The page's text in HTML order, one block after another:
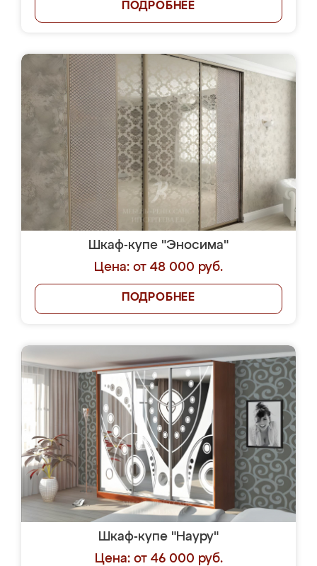
ПОДРОБНЕЕ
Шкаф-купе "Эносима"
Цена: от 48 000 руб.
ПОДРОБНЕЕ
Шкаф-купе "Науру"
Цена: от 46 000 руб.